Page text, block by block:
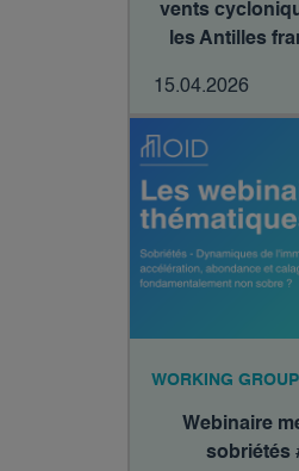
vents
les Antilles
15.04.2026
WORKING
Webinaire
sobriétés